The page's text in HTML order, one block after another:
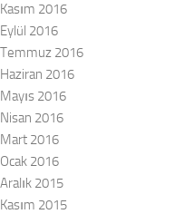
Kasım 2016
Eylül 2016
Temmuz 2016
Haziran 2016
Mayıs 2016
Nisan 2016
Mart 2016
Ocak 2016
Aralık 2015
Kasım 2015